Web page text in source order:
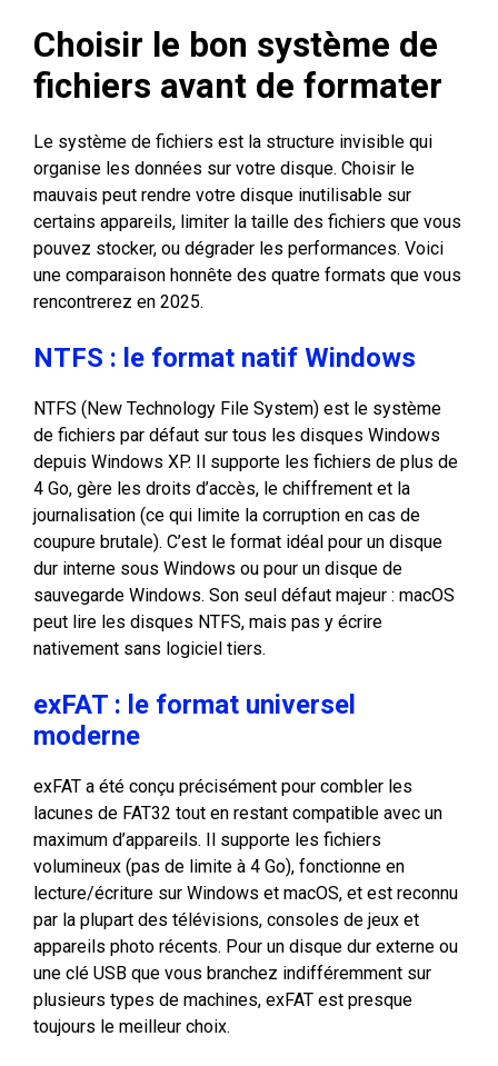
Choisir le bon système de
fichiers avant de formater
Le système de fichiers est la structure invisible qui
organise les données sur votre disque. Choisir le
mauvais peut rendre votre disque inutilisable sur
certains appareils, limiter la taille des fichiers que vous
pouvez stocker, ou dégrader les performances. Voici
une comparaison honnête des quatre formats que vous
rencontrerez en 2025.
NTFS : le format natif Windows
NTFS (New Technology File System) est le système
de fichiers par défaut sur tous les disques Windows
depuis Windows XP. Il supporte les fichiers de plus de
4 Go, gère les droits d’accès, le chiffrement et la
journalisation (ce qui limite la corruption en cas de
coupure brutale). C’est le format idéal pour un disque
dur interne sous Windows ou pour un disque de
sauvegarde Windows. Son seul défaut majeur : macOS
peut lire les disques NTFS, mais pas y écrire
nativement sans logiciel tiers.
exFAT : le format universel
moderne
exFAT a été conçu précisément pour combler les
lacunes de FAT32 tout en restant compatible avec un
maximum d’appareils. Il supporte les fichiers
volumineux (pas de limite à 4 Go), fonctionne en
lecture/écriture sur Windows et macOS, et est reconnu
par la plupart des télévisions, consoles de jeux et
appareils photo récents. Pour un disque dur externe ou
une clé USB que vous branchez indifféremment sur
plusieurs types de machines, exFAT est presque
toujours le meilleur choix.